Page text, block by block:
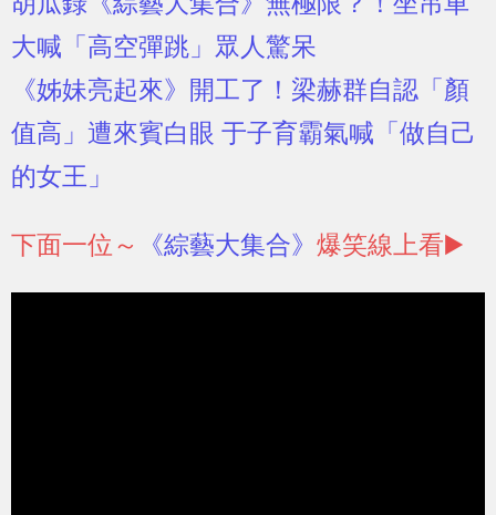
大喊「高空彈跳」眾人驚呆
《姊妹亮起來》開工了！梁赫群自認「顏
值高」遭來賓白眼 于子育霸氣喊「做自己
的女王」
下面一位～ 《綜藝大集合》 爆笑線上看▶️